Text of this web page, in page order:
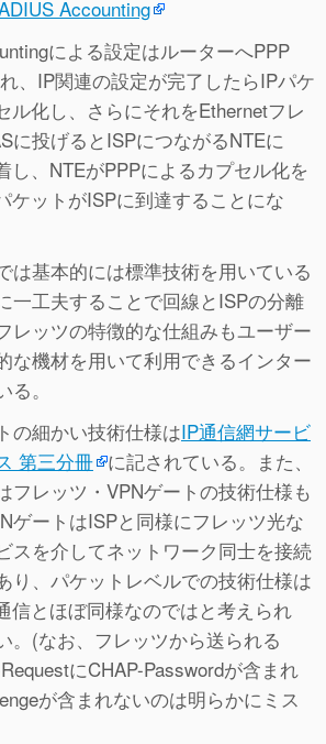
Accounting
による設定はルーターへPPP
、IP関連の設定が完了したらIPパケ
ル化し、さらにそれをEthernetフレ
に投げるとISPにつながるNTEに
し、NTEがPPPによるカプセル化を
ケットがISPに到達することにな
は基本的には標準技術を用いている
一工夫することで回線とISPの分離
レッツの特徴的な仕組みもユーザー
な機材を用いて利用できるインター
。
の細かい技術仕様はIP通信網サービ
第三分冊 に記されている。また、
フレッツ・VPNゲートの技術仕様も
ゲートはISPと同様にフレッツ光な
スを介してネットワーク同士を接続
り、パケットレベルでの技術仕様は
信とほぼ同様なのではと考えられ
。(なお、フレッツから送られる
にCHAP-Passwordが含まれ
が含まれないのは明らかにミス